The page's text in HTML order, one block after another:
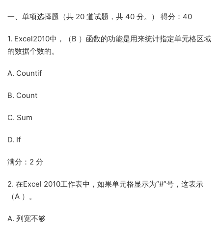
一、单项选择题（共 20 道试题，共 40 分。） 得分：40
1. Excel2010中，（B ）函数的功能是用来统计指定单元格区域
的数据个数的。
A. Countif
B. Count
C. Sum
D. If
满分：2 分
2. 在Excel 2010工作表中，如果单元格显示为“#”号，这表示
（A ）。
A. 列宽不够